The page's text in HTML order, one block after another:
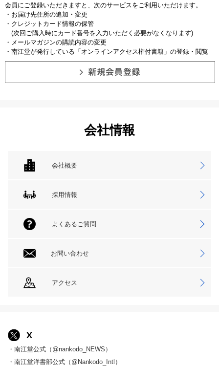
会員にご登録いただきますと、次のサービスをご利用いただけます。
・お届け先住所の追加・変更
・クレジットカード情報の保管
(次回ご購入時にカード番号を入力いただく必要がなくなります)
・メールマガジンの購読内容の変更
・南江堂が発行している「オンラインアクセス権付書籍」の登録・閲覧
会社情報
会社概要
採用情報
よくあるご質問
お問い合わせ
アクセス
X
・南江堂公式（@nankodo_NEWS）
・南江堂洋書部公式（@Nankodo_Intl）